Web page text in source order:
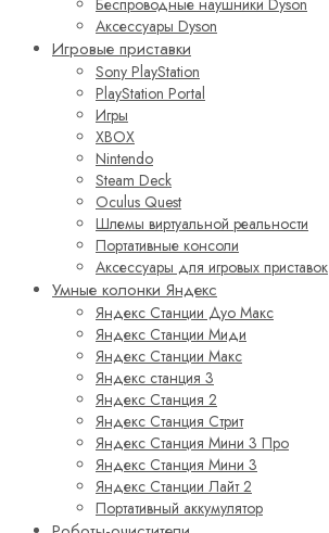
Аксессуары Dyson
Игровые приставки
Sony PlayStation
PlayStation Portal
Игры
XBOX
Nintendo
Steam Deck
Oculus Quest
Шлемы виртуальной реальности
Портативные консоли
Аксессуары для игровых приставок
Умные колонки Яндекс
Яндекс Станции Дуо Макс
Яндекс Станции Миди
Яндекс Станции Макс
Яндекс станция 3
Яндекс Станция 2
Яндекс Станция Стрит
Яндекс Станция Мини 3 Про
Яндекс Станция Мини 3
Яндекс Станции Лайт 2
Портативный аккумулятор